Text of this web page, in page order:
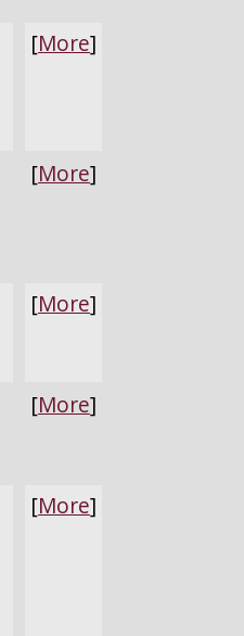
[More]
[More]
[More]
[More]
[More]